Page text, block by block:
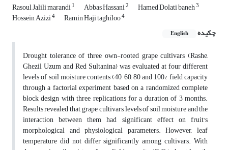
Rasoul Jalili marandi1 Abbas Hassani2 Hamed Dolati baneh3
Hossein Azizi4 Ramin Haji taghiloo4
چکیده English
Drought tolerance of three own-rooted grape cultivars (Rashe,
Ghezil Uzum and Red Sultanina) was evaluated at four different
levels of soil moisture contents (40, 60, 80 and 100% field capacity
through a factorial experiment based on a randomized complete
block design with three replications for a duration of 3 months.
Results revealed that, grape cultivars, levels of soil moisture and the
interaction between them had significant effect on fruit's
morphological and physiological parameters. However, leaf
temperature did not differ significantly among cultivars. With